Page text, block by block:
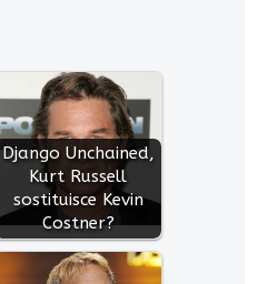
Django Unchained,
Kurt Russell
sostituisce Kevin
Costner?